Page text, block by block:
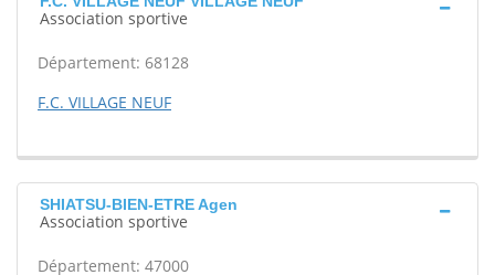
Association sportive
Département: 68128
F.C. VILLAGE NEUF
SHIATSU-BIEN-ETRE Agen
Association sportive
Département: 47000